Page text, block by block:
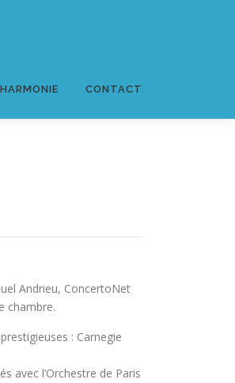
CONTACT
Andrieu, ConcertoNet
chambre.
: Carnegie
avec l’Orchestre de Paris